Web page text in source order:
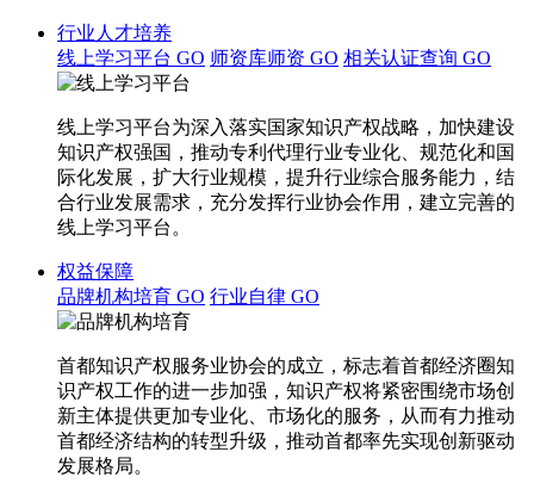
行业人才培养
线上学习平台 GO 师资库师资 GO 相关认证查询 GO
线上学习平台为深入落实国家知识产权战略，加快建设
知识产权强国，推动专利代理行业专业化、规范化和国
际化发展，扩大行业规模，提升行业综合服务能力，结
合行业发展需求，充分发挥行业协会作用，建立完善的
线上学习平台。
权益保障
品牌机构培育 GO 行业自律 GO
首都知识产权服务业协会的成立，标志着首都经济圈知
识产权工作的进一步加强，知识产权将紧密围绕市场创
新主体提供更加专业化、市场化的服务，从而有力推动
首都经济结构的转型升级，推动首都率先实现创新驱动
发展格局。